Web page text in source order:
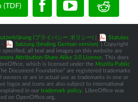
(TDF)
(プライバシー ポリシー)
Statutes
- Satzung (binding German version)
| Copyright
all text and images on this website are
Attribution-Share Alike 3.0 License. This does
which is licensed under the Mozilla Public
Document Foundation” are registered trademarks
or are in actual use as trademarks in one or
logos and icons are also subject to international
in our trademark policy. LibreOffice was
on OpenOffice.org.